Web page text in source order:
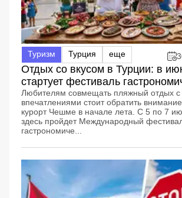
Туризм Турция еще
Отдых со вкусом в Турции: в
стартует фестиваль
Любителям совмещать пляжный отдых с
впечатлениями стоит обратить
курорт Чешме в начале лета. С 5 по 7
здесь пройдет Международный
гастрономиче...